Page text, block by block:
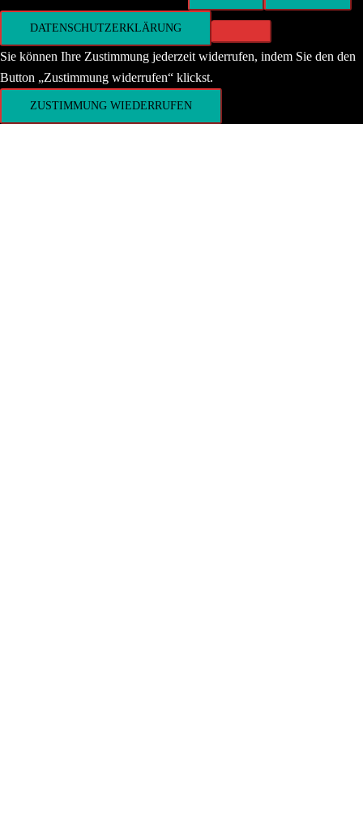
DATENSCHUTZERKLÄRUNG
Sie können Ihre Zustimmung jederzeit widerrufen, indem Sie den den
Button „Zustimmung widerrufen“ klickst.
ZUSTIMMUNG WIEDERRUFEN